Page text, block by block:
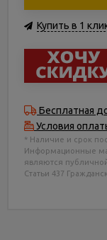
Купить в 1
Бесплатная
Условия
* Наличие и срок
Информационные
являются
Статьи 437